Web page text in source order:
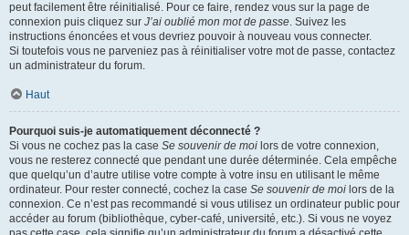
peut facilement être réinitialisé. Pour ce faire, rendez vous sur la page de
connexion puis cliquez sur J’ai oublié mon mot de passe. Suivez les
instructions énoncées et vous devriez pouvoir à nouveau vous connecter.
Si toutefois vous ne parveniez pas à réinitialiser votre mot de passe, contactez
un administrateur du forum.
Haut
Pourquoi suis-je automatiquement déconnecté ?
Si vous ne cochez pas la case Se souvenir de moi lors de votre connexion,
vous ne resterez connecté que pendant une durée déterminée. Cela empêche
que quelqu’un d’autre utilise votre compte à votre insu en utilisant le même
ordinateur. Pour rester connecté, cochez la case Se souvenir de moi lors de la
connexion. Ce n’est pas recommandé si vous utilisez un ordinateur public pour
accéder au forum (bibliothèque, cyber-café, université, etc.). Si vous ne voyez